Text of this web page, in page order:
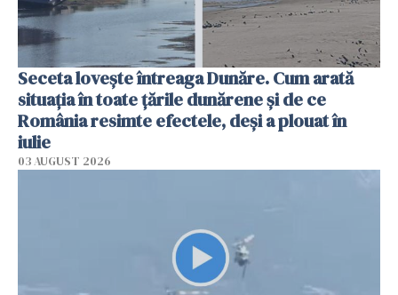
Seceta lovește întreaga Dunăre. Cum arată
situația în toate țările dunărene și de ce
România resimte efectele, deși a plouat în
iulie
03 AUGUST 2026